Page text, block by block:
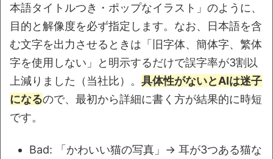
本語タイトルつき・ポップなイラスト」のように、
目的と解像度を必ず指定します。なお、日本語を含
む文字を出力させるときは「旧字体、簡体字、繁体
字を使用しない」と明示するだけで誤字率が3割以
上減りました（当社比）。 具体性がないとAIは迷子
になるので、最初から詳細に書く方が結果的に時短
です。
Bad: 「かわいい猫の写真」→ 耳が3つある猫な